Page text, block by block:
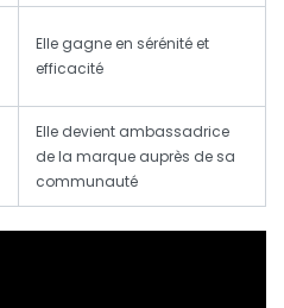
Elle gagne en sérénité et
efficacité
Elle devient ambassadrice
de la marque auprès de sa
communauté